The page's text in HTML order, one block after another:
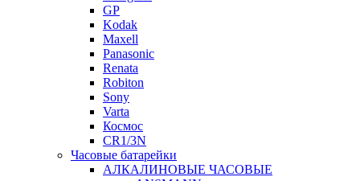
GP
Kodak
Maxell
Panasonic
Renata
Robiton
Sony
Varta
Космос
CR1/3N
Часовые батарейки
АЛКАЛИНОВЫЕ ЧАСОВЫЕ